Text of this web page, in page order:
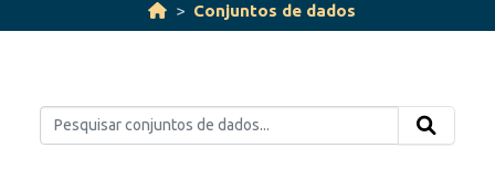
Conjuntos de dados